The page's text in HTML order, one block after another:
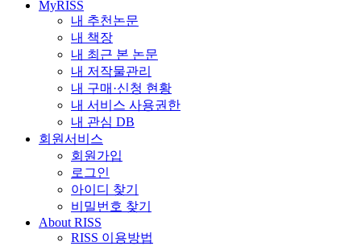
MyRISS
내 추천논문
내 책장
내 최근 본 논문
내 저작물관리
내 구매·신청 현황
내 서비스 사용권한
내 관심 DB
회원서비스
회원가입
로그인
아이디 찾기
비밀번호 찾기
About RISS
RISS 이용방법